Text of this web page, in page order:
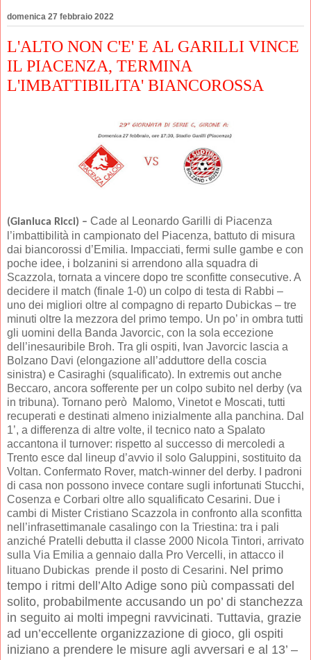
domenica 27 febbraio 2022
L'ALTO NON C'E' E AL GARILLI VINCE
IL PIACENZA, TERMINA
L'IMBATTIBILITA' BIANCOROSSA
(Gianluca Ricci) – Cade al Leonardo Garilli di Piacenza
l’imbattibilità in campionato del Piacenza, battuto di misura
dai biancorossi d’Emilia. Impacciati, fermi sulle gambe e con
poche idee, i bolzanini si arrendono alla squadra di
Scazzola, tornata a vincere dopo tre sconfitte consecutive. A
decidere il match (finale 1-0) un colpo di testa di Rabbi –
uno dei migliori oltre al compagno di reparto Dubickas – tre
minuti oltre la mezzora del primo tempo. Un po’ in ombra tutti
gli uomini della Banda Javorcic, con la sola eccezione
dell’inesauribile Broh. Tra gli ospiti, Ivan Javorcic lascia a
Bolzano Davi (elongazione all’adduttore della coscia
sinistra) e Casiraghi (squalificato). In extremis out anche
Beccaro, ancora sofferente per un colpo subito nel derby (va
in tribuna). Tornano però Malomo, Vinetot e Moscati, tutti
recuperati e destinati almeno inizialmente alla panchina. Dal
1’, a differenza di altre volte, il tecnico nato a Spalato
accantona il turnover: rispetto al successo di mercoledi a
Trento esce dal lineup d’avvio il solo Galuppini, sostituito da
Voltan. Confermato Rover, match-winner del derby. I padroni
di casa non possono invece contare sugli infortunati Stucchi,
Cosenza e Corbari oltre allo squalificato Cesarini. Due i
cambi di Mister Cristiano Scazzola in confronto alla sconfitta
nell’infrasettimanale casalingo con la Triestina: tra i pali
anziché Pratelli debutta il classe 2000 Nicola Tintori, arrivato
sulla Via Emilia a gennaio dalla Pro Vercelli, in attacco il
lituano Dubickas prende il posto di Cesarini. Nel primo
tempo i ritmi dell’Alto Adige sono più compassati del
solito, probabilmente accusando un po’ di stanchezza
in seguito ai molti impegni ravvicinati. Tuttavia, grazie
ad un’eccellente organizzazione di gioco, gli ospiti
iniziano a prendere le misure agli avversari e al 13’ –